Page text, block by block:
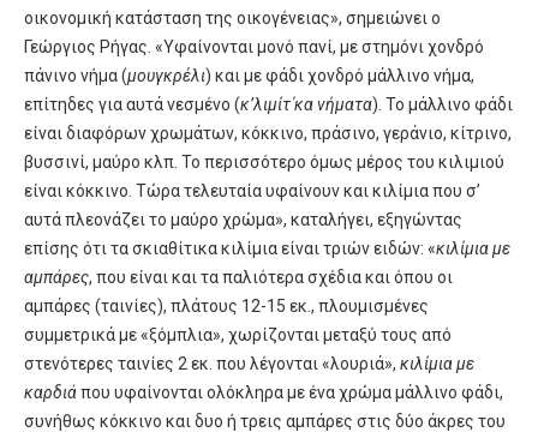
οικονομική κατάσταση της οικογένειας», σημειώνει ο
Γεώργιος Ρήγας. «Υφαίνονται μονό πανί, με στημόνι χονδρό
πάνινο νήμα (μουγκρέλι) και με φάδι χονδρό μάλλινο νήμα,
επίτηδες για αυτά νεσμένο (κ’λιμίτ΄κα νήματα). Το μάλλινο φάδι
είναι διαφόρων χρωμάτων, κόκκινο, πράσινο, γεράνιο, κίτρινο,
βυσσινί, μαύρο κλπ. Το περισσότερο όμως μέρος του κιλιμιού
είναι κόκκινο. Τώρα τελευταία υφαίνουν και κιλίμια που σ’
αυτά πλεονάζει το μαύρο χρώμα», καταλήγει, εξηγώντας
επίσης ότι τα σκιαθίτικα κιλίμια είναι τριών ειδών: «κιλίμια με
αμπάρες, που είναι και τα παλιότερα σχέδια και όπου οι
αμπάρες (ταινίες), πλάτους 12-15 εκ., πλουμισμένες
συμμετρικά με «ξόμπλια», χωρίζονται μεταξύ τους από
στενότερες ταινίες 2 εκ. που λέγονται «λουριά», κιλίμια με
καρδιάπου υφαίνονται ολόκληρα με ένα χρώμα μάλλινο φάδι,
συνήθως κόκκινο και δυο ή τρεις αμπάρες στις δύο άκρες του